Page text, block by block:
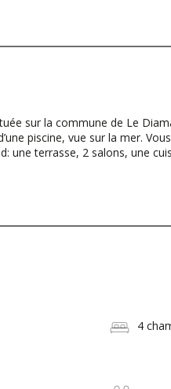
sur la commune de Le
piscine, vue sur la mer.
une terrasse, 2 salons, une
4